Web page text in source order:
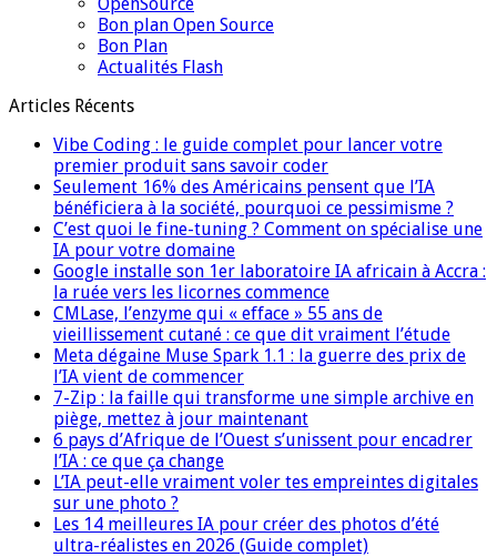
Bon plan Open Source
Bon Plan
Actualités Flash
Articles Récents
Vibe Coding : le guide complet pour lancer votre
premier produit sans savoir coder
Seulement 16% des Américains pensent que l’IA
bénéficiera à la société, pourquoi ce pessimisme ?
C’est quoi le fine-tuning ? Comment on spécialise une
IA pour votre domaine
Google installe son 1er laboratoire IA africain à Accra :
la ruée vers les licornes commence
CMLase, l’enzyme qui « efface » 55 ans de
vieillissement cutané : ce que dit vraiment l’étude
Meta dégaine Muse Spark 1.1 : la guerre des prix de
l’IA vient de commencer
7-Zip : la faille qui transforme une simple archive en
piège, mettez à jour maintenant
6 pays d’Afrique de l’Ouest s’unissent pour encadrer
l’IA : ce que ça change
L’IA peut-elle vraiment voler tes empreintes digitales
sur une photo ?
Les 14 meilleures IA pour créer des photos d’été
ultra-réalistes en 2026 (Guide complet)